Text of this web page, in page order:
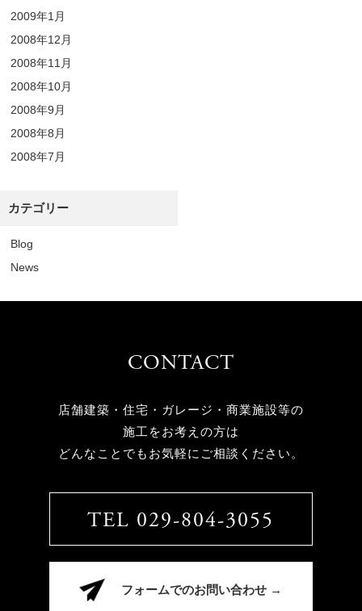
2009年1月
2008年12月
2008年11月
2008年10月
2008年9月
2008年8月
2008年7月
カテゴリー
Blog
News
CONTACT
店舗建築・住宅・ガレージ・商業施設等の
施工をお考えの方は
どんなことでもお気軽にご相談ください。
TEL 029-804-3055
フォームでのお問い合わせ →